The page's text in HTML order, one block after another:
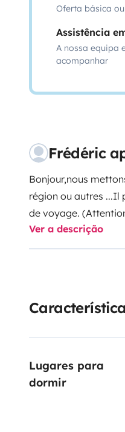
Oferta básica
Assistência
A nossa equipa
acompanhar
Frédéric
Bonjour,nous
région ou autres ...Il
de voyage.
table de pic-nique
fonctionnement du
possibilité de
Ver a descrição
Lugares para
dormir